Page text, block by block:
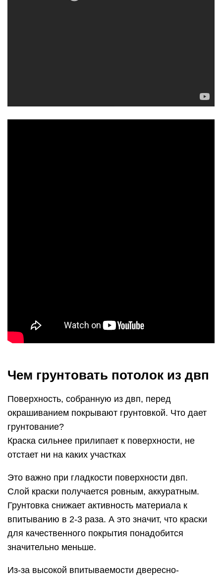
Чем грунтовать потолок из двп
Поверхность, собранную из двп, перед
окрашиванием покрывают грунтовкой. Что дает
грунтование?
Краска сильнее прилипает к поверхности, не
отстает ни на каких участках
Это важно при гладкости поверхности двп.
Слой краски получается ровным, аккуратным.
Грунтовка снижает активность материала к
впитыванию в 2-3 раза. А это значит, что краски
для качественного покрытия понадобится
значительно меньше.
Из-за высокой впитываемости двересно-